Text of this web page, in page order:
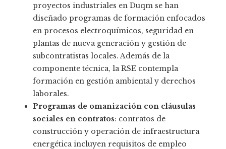
proyectos industriales en Duqm se han
diseñado programas de formación enfocados
en procesos electroquímicos, seguridad en
plantas de nueva generación y gestión de
subcontratistas locales. Además de la
componente técnica, la RSE contempla
formación en gestión ambiental y derechos
laborales.
Programas de omanización con cláusulas
sociales en contratos: contratos de
construcción y operación de infraestructura
energética incluyen requisitos de empleo